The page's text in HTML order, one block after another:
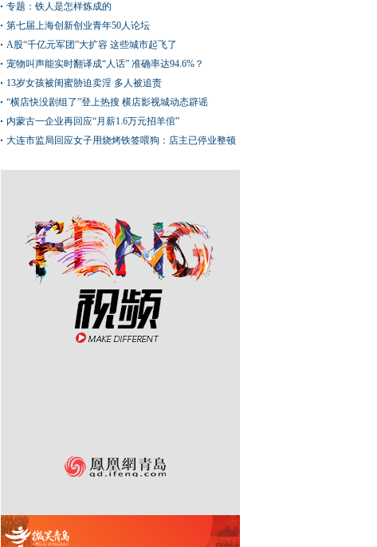
专题：铁人是怎样炼成的
第七届上海创新创业青年50人论坛
A股“千亿元军团”大扩容 这些城市起飞了
宠物叫声能实时翻译成“人话” 准确率达94.6%？
13岁女孩被闺蜜胁迫卖淫 多人被追责
“横店快没剧组了”登上热搜 横店影视城动态辟谣
内蒙古一企业再回应“月薪1.6万元招羊倌”
大连市监局回应女子用烧烤铁签喂狗：店主已停业整顿